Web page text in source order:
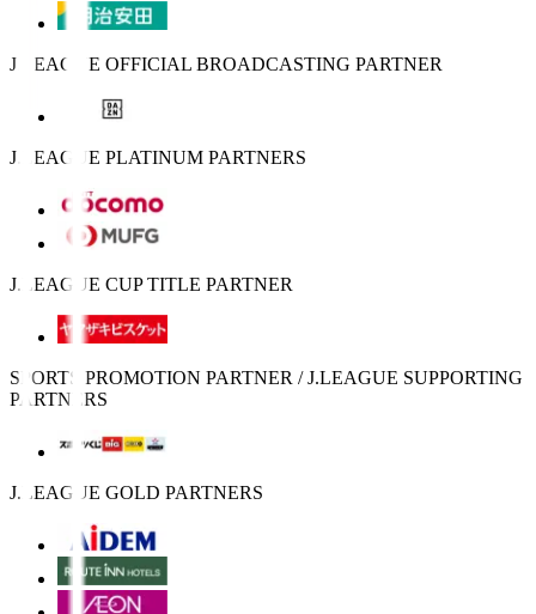
J.LEAGUE OFFICIAL BROADCASTING PARTNER
J.LEAGUE PLATINUM PARTNERS
J.LEAGUE CUP TITLE PARTNER
SPORTS PROMOTION PARTNER / J.LEAGUE SUPPORTING
PARTNERS
J.LEAGUE GOLD PARTNERS